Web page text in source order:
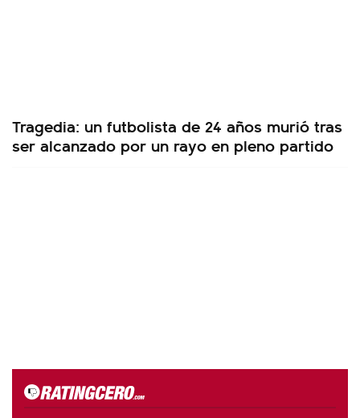
Tragedia: un futbolista de 24 años murió tras
ser alcanzado por un rayo en pleno partido